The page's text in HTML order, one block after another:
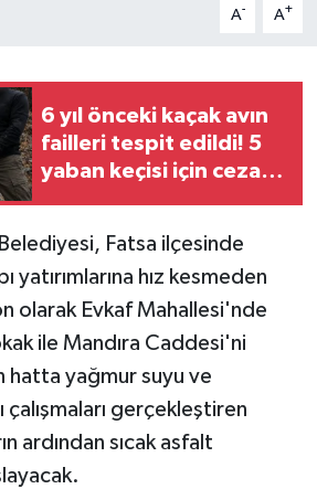
A- A+
6 yıl önceki kaçak avın
failleri tespit edildi! 5
yaban keçisi için ceza
Fatsa ilçesinde
yatırımlarına hız kesmeden
olarak Evkaf Mahallesi'nde
ile Mandıra Caddesi'ni
hatta yağmur suyu ve
çalışmaları gerçekleştiren
ardından sıcak asfalt